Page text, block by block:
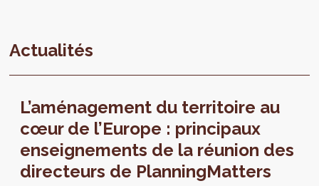
Actualités
L’aménagement du territoire au
cœur de l’Europe : principaux
enseignements de la réunion des
directeurs de PlanningMatters